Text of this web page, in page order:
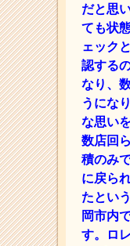
だと思
ても状
ェック
認する
なり、
うにな
な思い
数店回
積のみ
に戻ら
たとい
岡市内
す。ロ